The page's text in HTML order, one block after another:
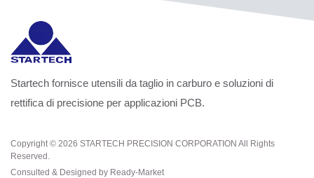
Startech fornisce utensili da taglio in carburo e soluzioni di
rettifica di precisione per applicazioni PCB.
Copyright © 2026 STARTECH PRECISION CORPORATION All Rights
Reserved.
Consulted & Designed by Ready-Market